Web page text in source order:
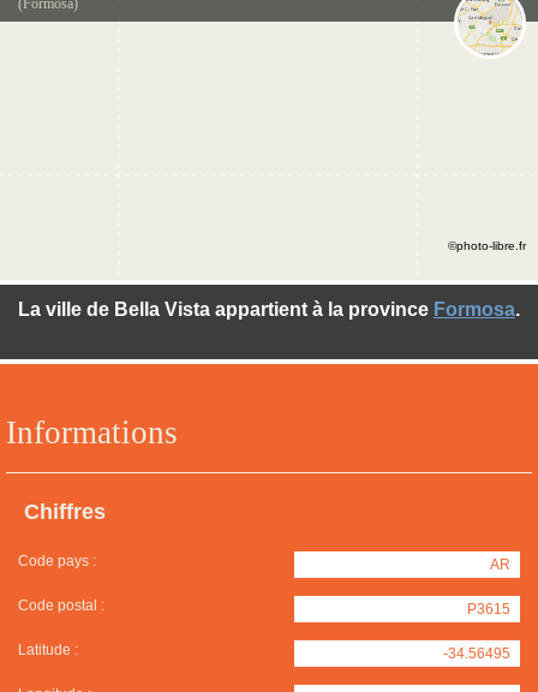
(Formosa)
Informations
Chiffres
Code pays : AR
Code postal : P3615
Latitude : -34.56495
La ville de Bella Vista appartient à la province Formosa.
©photo-libre.fr